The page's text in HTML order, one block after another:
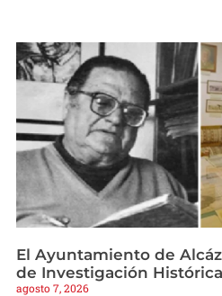
El Ayuntamiento de
de Investigación
agosto 7, 2026